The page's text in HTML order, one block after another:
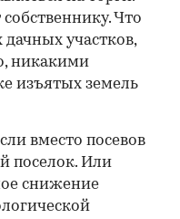
Что
участков,
никакими
изъятых земель
вместо посевов
поселок. Или
снижение